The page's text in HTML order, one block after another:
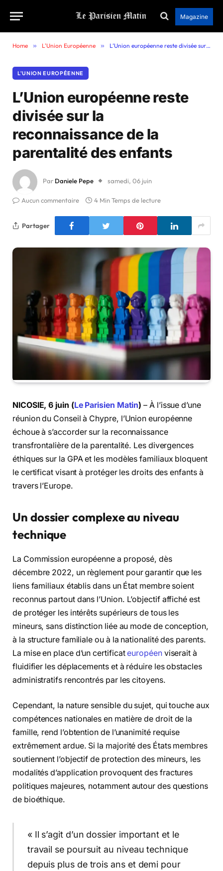
Magazine
Home » L'Union Européenne » L’Union européenne reste divisée sur la reconnaissance de la parentalité des enfants
L'UNION EUROPÉENNE
L’Union européenne reste
divisée sur la
reconnaissance de la
parentalité des enfants
Par Daniele Pepe samedi, 06 juin
Aucun commentaire 4 Min Temps de lecture
Partager
NICOSIE, 6 juin (Le Parisien Matin) – À l’issue d’une
réunion du Conseil à Chypre, l’Union européenne
échoue à s’accorder sur la reconnaissance
transfrontalière de la parentalité. Les divergences
éthiques sur la GPA et les modèles familiaux bloquent
le certificat visant à protéger les droits des enfants à
travers l’Europe.
Un dossier complexe au niveau
technique
La Commission européenne a proposé, dès
décembre 2022, un règlement pour garantir que les
liens familiaux établis dans un État membre soient
reconnus partout dans l’Union. L’objectif affiché est
de protéger les intérêts supérieurs de tous les
mineurs, sans distinction liée au mode de conception,
à la structure familiale ou à la nationalité des parents.
La mise en place d’un certificateuropéenviserait à
fluidifier les déplacements et à réduire les obstacles
administratifs rencontrés par les citoyens.
Cependant, la nature sensible du sujet, qui touche aux
compétences nationales en matière de droit de la
famille, rend l’obtention de l’unanimité requise
extrêmement ardue. Si la majorité des États membres
soutiennent l’objectif de protection des mineurs, les
modalités d’application provoquent des fractures
politiques majeures, notamment autour des questions
de bioéthique.
« Il s’agit d’un dossier important et le
travail se poursuit au niveau technique
depuis plus de trois ans et demi pour